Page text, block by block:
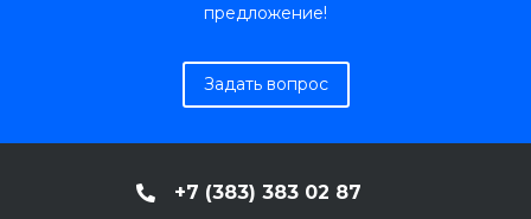
предложение!
Задать вопрос
+7 (383) 383 02 87